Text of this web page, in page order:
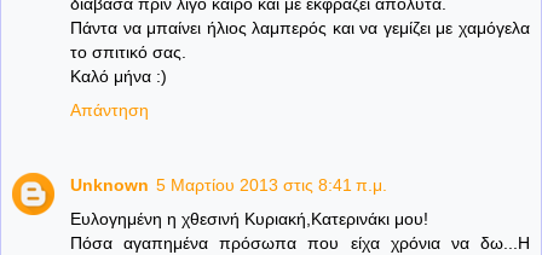
Πάντα να μπαίνει ήλιος λαμπερός και να γεμίζει με χαμόγελα
το σπιτικό σας.
Καλό μήνα :)
Απάντηση
Unknown 5 Μαρτίου 2013 στις 8:41 π.μ.
Ευλογημένη η χθεσινή Κυριακή,Κατερινάκι μου!
Πόσα αγαπημένα πρόσωπα που είχα χρόνια να δω...Η